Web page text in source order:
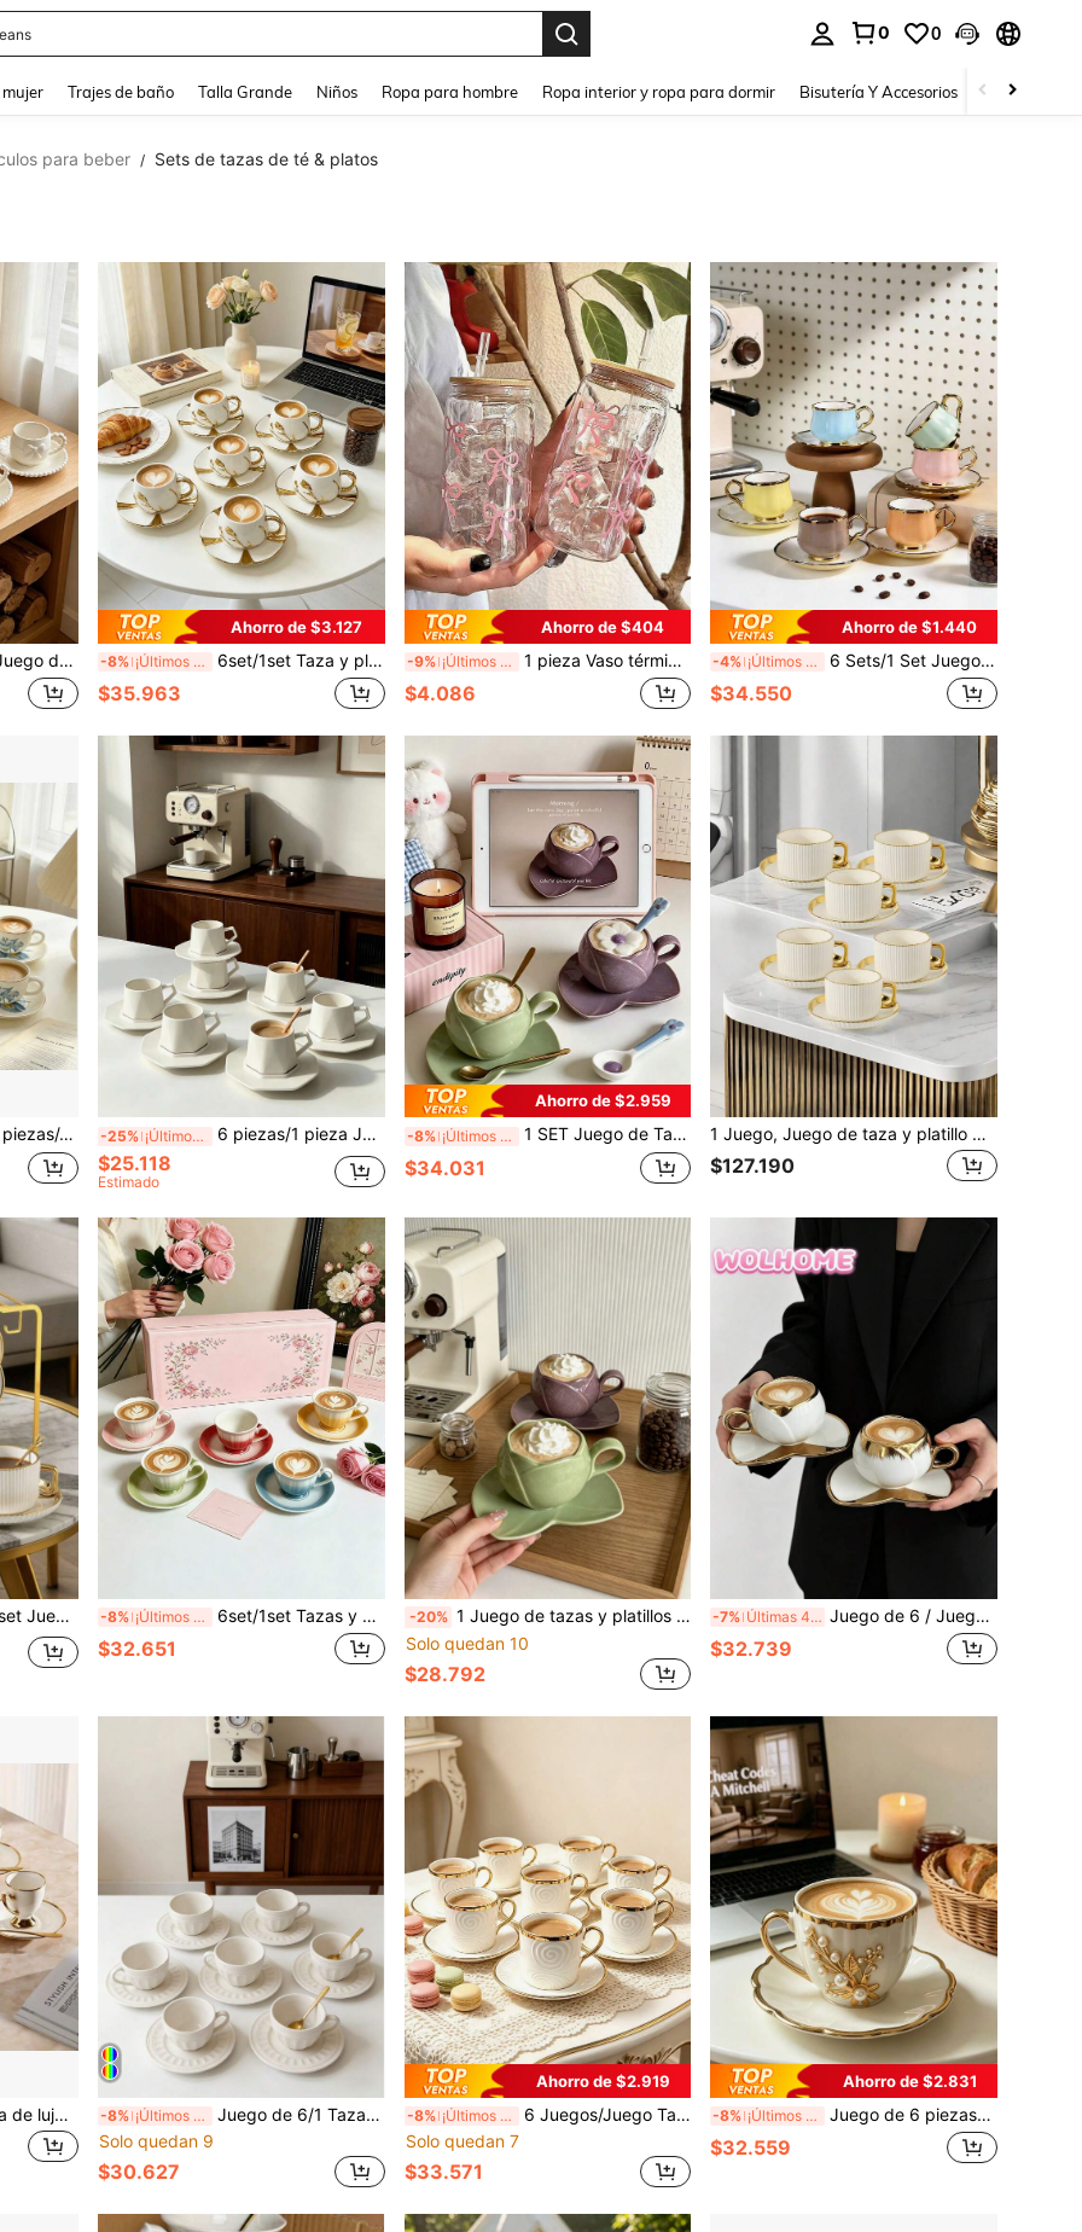
0 0
mujer Trajes de baño Talla Grande Niños Ropa para hombre Ropa interior y ropa para dormir Bisutería Y Accesorios Zapatos
para beber / Sets de tazas de té & platos
Tazas de Leche para Dormitorio y Tazas de Agua con Diseño Exquisito. Este es un Regalo Lindo Muy Adecuado para Niñas y Damas.
Ahorro de $3.127
-8% ¡Últimos 2 días 6set/1set Taza y plato de cerámica con relieve de flor de ciruelo de 90ML, taza de arte de espresso latte, exquisita taza de té de la tarde que incluye taza de café y plato. Adecuado para hotel, restaurante, uso doméstico, decoración de mesa, té de la tarde, beber café, té de flores, regalo personalizado, recuerdo, fiesta, reunión, cumpleaños, regalo de boda y cena. Adecuado como regalo del Día de San Valentín para él, regalo del Día de la Madre
$35.963
Ahorro de $404
-9% ¡Últimos 2 días 1 pieza Vaso térmico de plástico de 16 oz con lazo rosa, tapa de bambú y pajita, vajilla vintage, taza de viaje portátil, reutilizable, apta para café, jugo y refresco, duradera y confiable, regalo perfecto para familia, amigos, aniversario, hidratación de verano, boda, decoración de habitación, regalo para maestro, decoración de boda, DIY, decoración de dormitorio, decoración de cocina, artículos esenciales de dormitorio, sala de almacenamiento, artículos esenciales de viaje, suministros para despedida de soltera, accesorios de escritorio, decoración del hogar
$4.086
Ahorro de $1.440
-4% ¡Últimos 2 días 6 Sets/1 Set Juego de Taza de Café y Platillo de Cerámica Colorida, Hecho de Cerámica, Incluye Taza y Platillo, Taza con Asa Resistente al Calor, Apto para Lavavajillas, Microondas. Juego de Taza y Platillo de Cerámica Vintage, Perfecto para Té de la Tarde, Postres, Espresso, Café Árabe, También Adecuado como Juego de Regalo o Útiles Escolares, Caja de Regalo para Té de la Tarde, Vajilla para Té de la Tarde.
$34.550
taza de café estilo saudí, ideal para té de la tarde, cafetería y cocina, regalo perfecto -25% ¡Últimos 2 días 6 piezas/1 pieza Juego de Taza de Café y Platillo de Cerámica con Diseño de Rombo de 90ml, Apto para Microondas y Lavavajillas, Taza de Espresso y Taza de Café Árabe, Adecuado para Té de la Tarde, Cafetería, Cocina y Decoración del Hogar, Regalo Perfecto
$25.118
Estimado
Ahorro de $2.959
-8% ¡Últimos 2 días 1 SET Juego de Taza de Café y Plato de Cerámica con Diseño de Tulipán Púrpura y Verde de 90ml, Resistente al Calor y Fácil de Limpiar, Adecuado para Café Americano, Espresso, Cappuccino y Leche. Aplicable para Cafeterías, Hogares, Restaurantes, Fiestas, Bailes, Oficinas, También un Excelente Regalo para el Día del Padre, Día de la Madre, Amigos, Parejas, Familia, Maestros, Colegas, Etc.
$34.031
1 Juego, Juego de taza y platillo de café de cerámica premium de lujo con borde dorado, juego de taza con plato y cuchara, taza para beber en el hogar, taza de té con flores, taza de café estilo americano, juego de té de la tarde estilo europeo con tazas con asa
$127.190
de café, Taza de té de la tarde de cerámica de lujo exquisita y ligera de alta calidad, Taza de leche de arte, Caja de regalo de taza de café minimalista, Juego de regalo de taza de café -8% ¡Últimos 2 días 6set/1set Tazas y platos de arte de café espresso con degradado de pétalos de 6 colores, exquisitas tazas de té de la tarde que incluyen tazas de café y platos. Adecuado para hoteles, restaurantes, uso doméstico, decoración de mesa, té de la tarde, beber café, té de flores, regalos personalizados, recuerdos, fiestas, reuniones, cumpleaños, regalos de boda y cenas. Regalo perfecto del Día de San Valentín para él, regalo del Día de la Madre
$32.651
-20% 1 Juego de tazas y platillos de café con forma de flor de cerámica, resistentes al calor y fáciles de limpiar, adecuados para café americano, espresso, capuchino y leche. Ideal para cafeterías, hogares, restaurantes, fiestas, bodas, oficinas, cocinas, uso al aire libre y el té de la tarde.
Solo quedan 10
$28.792
-7% Últimas 4 hrs Juego de 6 / Juego de 1, Tazas de café de cerámica con borde dorado de 90ml y platos, aptas para microondas y lavavajillas, para espresso y café árabe. Tazas de café estilo saudí, ideales para té de la tarde, cafeterías y la cocina – El regalo perfecto
$32.739
1 Set de tazas de cerámica de lujo con borde dorado, taza con platito y cuchara, 95ml/3.32oz, estilo europeo para el té de la tarde, taza de café estilo americano -8% ¡Últimos 2 días
Juego de 6/1 Taza y Plato de Cerámica Grabada, Tazas de Café de Porcelana Blanca con Borde de Cuentas Estilo Europeo Vintage, Juego de Tazas de Té de la Tarde Resistente al Lavavajillas para Latte/Capuchino, Cocina del Hogar & Café Fiesta Té de la Tarde Postre Café Elegante Té de la Tarde, Vajilla de Café Opción Ideal, Combinación Perfecta de Vajilla de Moda y Utensilios de Cocina Duraderos, También un Regalo Ideal para el Día de la Madre.
Solo quedan 9
$30.627
Ahorro de $2.919
-8% ¡Últimos 2 días
6 Juegos/Juego Taza y platillo de cerámica con borde dorado en relieve estilo europeo, Juego de taza y platillo de espresso italiano de cerámica, que incluye taza de café y platillo, apto para lavavajillas. Adecuado para hotel, restaurante, uso doméstico, decoración de mesa, té de la tarde, tomar café, té de hierbas, regalo personalizado, recuerdo, suministros de cocina, fiesta, cumpleaños, boda, aniversario. Adecuado como regalo para el Día de San Valentín, Día de la Madre.
Solo quedan 7
$33.571
Ahorro de $2.831
-8% ¡Últimos 2 días Juego de 6 piezas/1 pieza: Taza de café y platillo de cerámica decorada con perlas doradas de 90 ml, apto para microondas y lavavajillas, incluye taza de espresso y taza de café árabe, adecuado para té de la tarde, cafetería, cocina y decoración del hogar, opción de regalo ideal
$32.559